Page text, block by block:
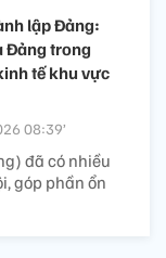
lập Đảng:
Đảng trong
tế khu vực
08:39’
đã có nhiều
góp phần ổn